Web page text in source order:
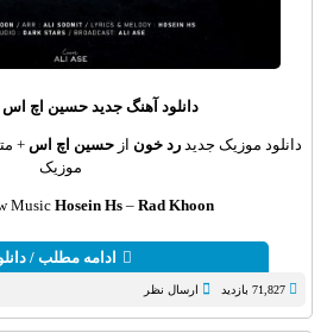
دانلود آهنگ جدید حسین اچ اس
دانلود موزیک جدید رد خون از حسین اچ اس +
موزیک
Music Hosein Hs– Rad Khoon
ادامه مطلب /
71,827 بازدید ارسال نظر